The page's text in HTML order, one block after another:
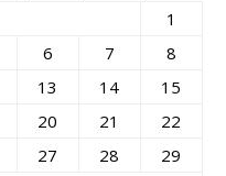
1
6 7
8
13 14
15
20 21
22
27 28
29